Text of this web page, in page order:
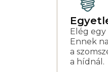
Elég
Ennek
a
a hídnál.